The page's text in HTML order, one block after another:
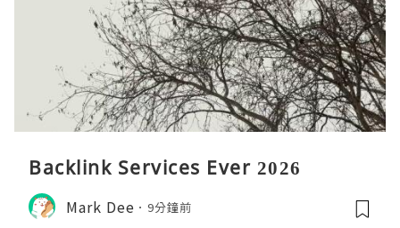
Backlink Services Ever 2026
Mark Dee 9分鐘前